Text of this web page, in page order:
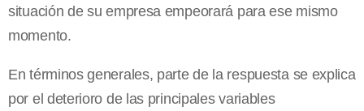
situación de su empresa empeorará para ese mismo
momento.
En términos generales, parte de la respuesta se explica
por el deterioro de las principales variables